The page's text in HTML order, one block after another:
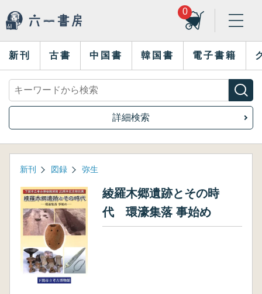
0
新刊 古書 中国書 韓国書 電子書籍
詳細検索
新刊 図録 弥生
綾羅木郷遺跡とその時
代 環濠集落 事始め